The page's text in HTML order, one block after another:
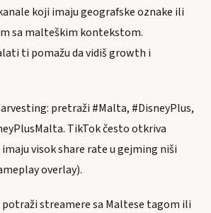
koji imaju geografske oznake ili
sa malteškim kontekstom.
ti pomažu da vidiš growth i
pretraži #Malta, #DisneyPlus,
TikTok često otkriva
visok share rate u gejming niši
overlay).
potraži streamere sa Maltese tagom ili